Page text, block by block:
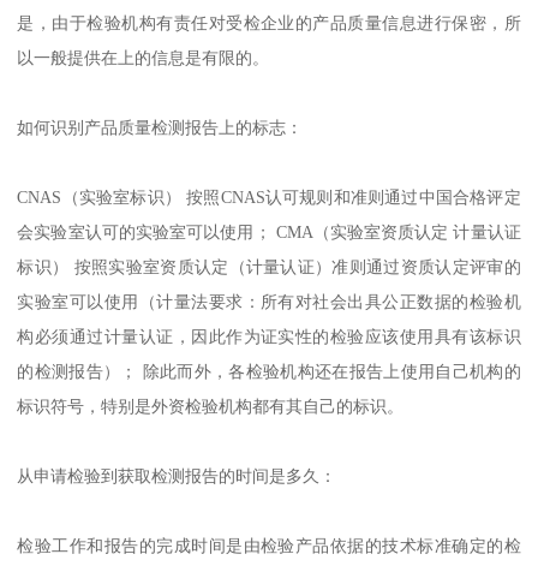
是，由于检验机构有责任对受检企业的产品质量信息进行保密，所
以一般提供在上的信息是有限的。
如何识别产品质量检测报告上的标志：
CNAS（实验室标识） 按照CNAS认可规则和准则通过中国合格评定
会实验室认可的实验室可以使用； CMA（实验室资质认定 计量认证
标识） 按照实验室资质认定（计量认证）准则通过资质认定评审的
实验室可以使用（计量法要求：所有对社会出具公正数据的检验机
构必须通过计量认证，因此作为证实性的检验应该使用具有该标识
的检测报告）； 除此而外，各检验机构还在报告上使用自己机构的
标识符号，特别是外资检验机构都有其自己的标识。
从申请检验到获取检测报告的时间是多久：
检验工作和报告的完成时间是由检验产品依据的技术标准确定的检